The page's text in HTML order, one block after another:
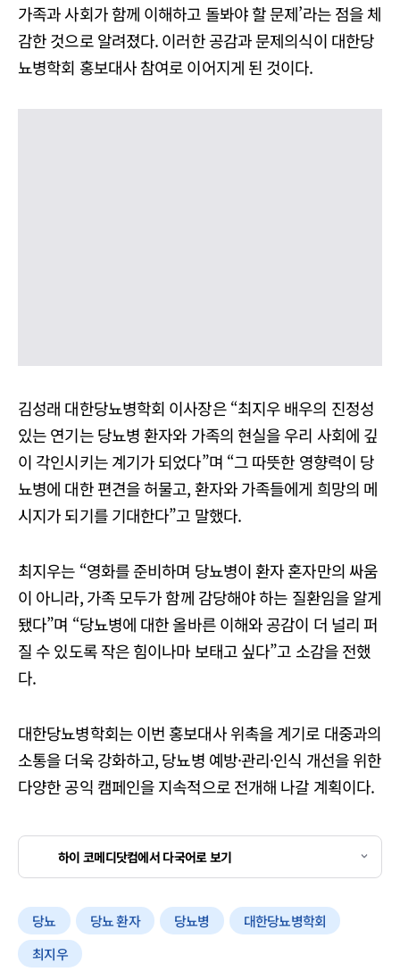
가족과 사회가 함께 이해하고 돌봐야 할 문제’라는 점을 체
감한 것으로 알려졌다. 이러한 공감과 문제의식이 대한당
뇨병학회 홍보대사 참여로 이어지게 된 것이다.
김성래 대한당뇨병학회 이사장은 “최지우 배우의 진정성
있는 연기는 당뇨병 환자와 가족의 현실을 우리 사회에 깊
이 각인시키는 계기가 되었다”며 “그 따뜻한 영향력이 당
뇨병에 대한 편견을 허물고, 환자와 가족들에게 희망의 메
시지가 되기를 기대한다”고 말했다.
최지우는 “영화를 준비하며 당뇨병이 환자 혼자만의 싸움
이 아니라, 가족 모두가 함께 감당해야 하는 질환임을 알게
됐다”며 “당뇨병에 대한 올바른 이해와 공감이 더 널리 퍼
질 수 있도록 작은 힘이나마 보태고 싶다”고 소감을 전했
다.
대한당뇨병학회는 이번 홍보대사 위촉을 계기로 대중과의
소통을 더욱 강화하고, 당뇨병 예방·관리·인식 개선을 위한
다양한 공익 캠페인을 지속적으로 전개해 나갈 계획이다.
하이 코메디닷컴에서 다국어로 보기
당뇨 당뇨 환자 당뇨병
대한당뇨병학회
최지우